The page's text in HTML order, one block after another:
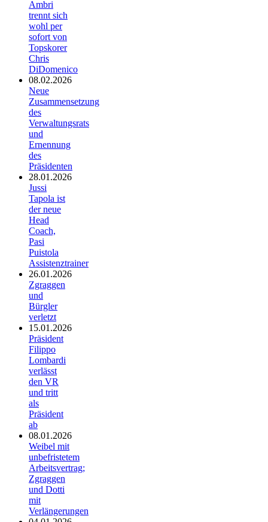
Ambri
trennt sich
wohl per
sofort von
Topskorer
Chris
DiDomenico
08.02.2026
Neue
Zusammensetzung
des
Verwaltungsrats
und
Ernennung
des
Präsidenten
28.01.2026
Jussi
Tapola ist
der neue
Head
Coach,
Pasi
Puistola
Assistenztrainer
26.01.2026
Zgraggen
und
Bürgler
verletzt
15.01.2026
Präsident
Filippo
Lombardi
verlässt
den VR
und tritt
als
Präsident
ab
08.01.2026
Weibel mit
unbefristetem
Arbeitsvertrag;
Zgraggen
und Dotti
mit
Verlängerungen